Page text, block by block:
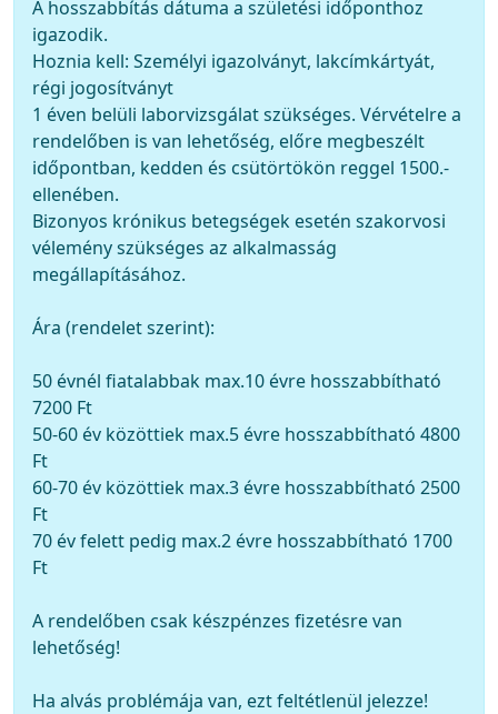
A hosszabbítás dátuma a születési időponthoz
igazodik.
Hoznia kell: Személyi igazolványt, lakcímkártyát,
régi jogosítványt
1 éven belüli laborvizsgálat szükséges. Vérvételre a
rendelőben is van lehetőség, előre megbeszélt
időpontban, kedden és csütörtökön reggel 1500.-
ellenében.
Bizonyos krónikus betegségek esetén szakorvosi
vélemény szükséges az alkalmasság
megállapításához.
Ára (rendelet szerint):
50 évnél fiatalabbak max.10 évre hosszabbítható
7200 Ft
50-60 év közöttiek max.5 évre hosszabbítható 4800
Ft
60-70 év közöttiek max.3 évre hosszabbítható 2500
Ft
70 év felett pedig max.2 évre hosszabbítható 1700
Ft
A rendelőben csak készpénzes fizetésre van
lehetőség!
Ha alvás problémája van, ezt feltétlenül jelezze!